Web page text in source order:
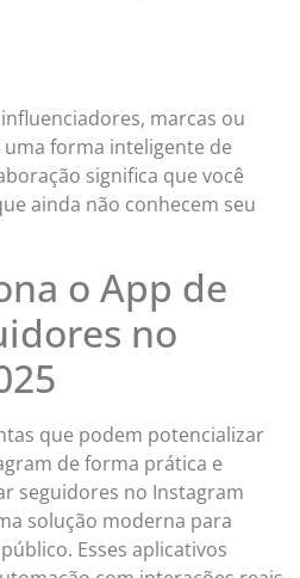
marcas ou
forma inteligente de
significa que você
ainda não conhecem seu
o App de
no
que podem potencializar
de forma prática e
seguidores no Instagram
solução moderna para
Esses aplicativos